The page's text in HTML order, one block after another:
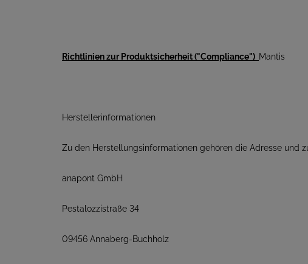
Richtlinien zur Produktsicherheit ("Compliance") Mantis
Herstellerinformationen
Zu den Herstellungsinformationen gehören die Adresse und
anapont GmbH
Pestalozzistraße 34
09456 Annaberg-Buchholz